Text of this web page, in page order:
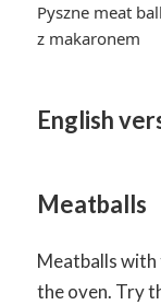
Pyszne meat
z makaronem
English
Meatballs
Meatballs with
the oven. Try